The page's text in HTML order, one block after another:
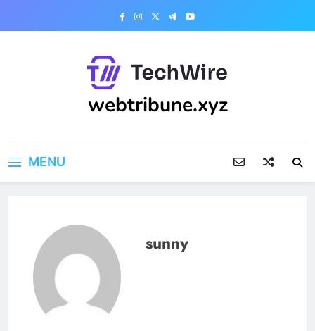
webtribune.xyz
MENU
sunny